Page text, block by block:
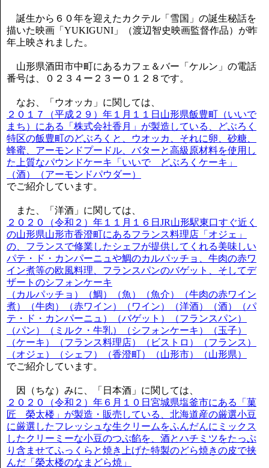
誕生から６０年を迎えたカクテル「雪国」の誕生秘話を
描いた映画「YUKIGUNI」（渡辺智史映画監督作品）が昨
年上映されました。
山形県酒田市中町にあるカフェ＆バー「ケルン」の電話
番号は、０２３４ー２３ー０１２８です。
なお、「ウオッカ」に関しては、
２０１７（平成２９）年１月１１日山形県飯豊町（いいで
まち）にある「株式会社香月」が製造している、どぶろく
特区の飯豊町のどぶろくと、ウオッカ、それに卵、砂糖、
蜂蜜、アーモンドプードル、バターと高級原材料を使用し
た上質なパウンドケーキ「いいで どぶろくケーキ」
（酒）（アーモンドパウダー）
でご紹介しています。
また、「洋酒」に関しては、
２０２０（令和２）年１１月１６日JR山形駅東口すぐ近く
の山形県山形市香澄町にあるフランス料理店「オジェ」
の、フランスで修業したシェフが提供してくれる美味しい
パテ・ド・カンパーニュや鯛のカルパッチョ、牛肉の赤ワ
イン煮等の欧風料理、フランスパンのバゲット、そしてデ
ザートのシフォンケーキ
（カルパッチョ）（鯛）（魚）（魚介）（牛肉の赤ワイン
煮）（牛肉）（赤ワイン）（ワイン）（洋酒）（酒）（パ
テ・ド・カンパーニュ）（バゲット）（フランスパン）
（パン）（ミルク・牛乳）（シフォンケーキ）（玉子）
（ケーキ）（フランス料理店）（ビストロ）（フランス）
（オジェ）（シェフ）（香澄町）（山形市）（山形県）
でご紹介しています。
因（ちな）みに、「日本酒」に関しては、
２０２０（令和２）年６月１０日宮城県塩釜市にある「菓
匠 榮太楼」が製造・販売している、北海道産の厳選小豆
に厳選したフレッシュな生クリームをふんだんにミックス
したクリーミーな小豆のつぶ餡を、酒とハチミツをたっぷ
り含ませてふっくらと焼き上げた特製のどら焼きの皮で挟
んだ「榮太楼のなまどら焼」